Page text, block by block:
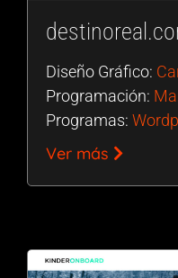
Diseño Gráfico:
Programación:
Programas:
Ver más